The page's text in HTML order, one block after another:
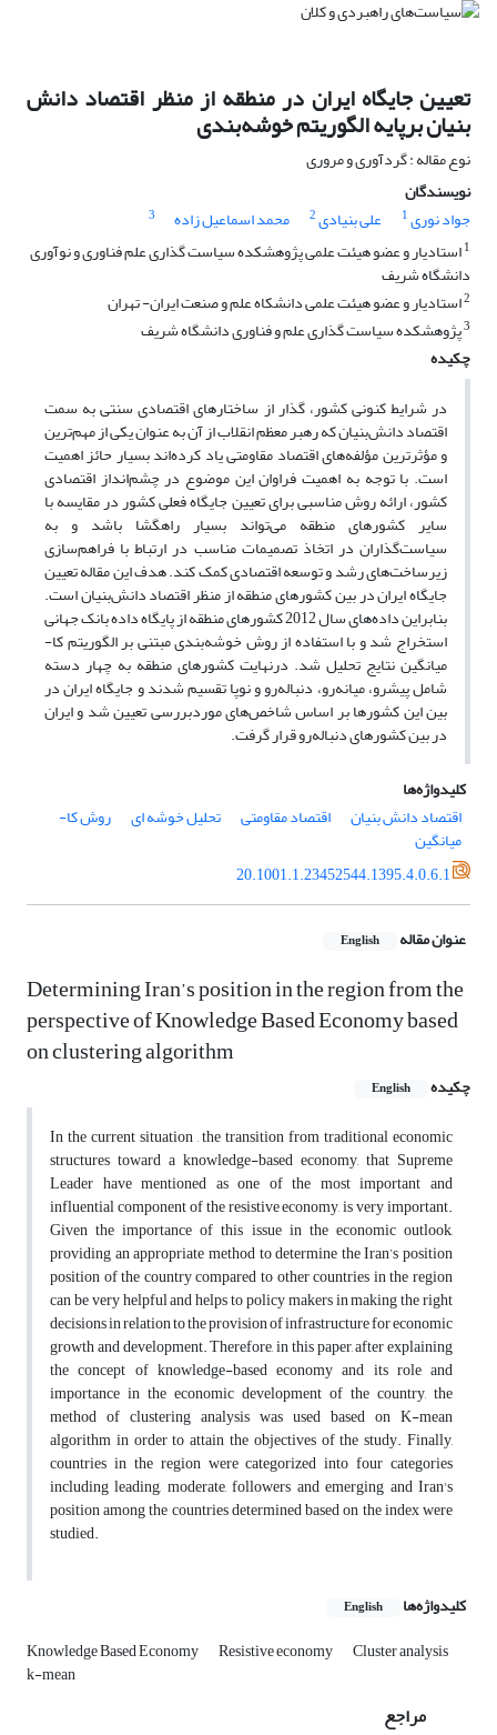
تعیین جایگاه ایران در منطقه از منظر اقتصاد دانش
بنیان برپایه الگوریتم خوشه‌بندی
نوع مقاله : گردآوری و مروری
نویسندگان
جواد نوری1 علی بنیادی2 محمد اسماعیل زاده
3
1استادیار و عضو هیئت علمی پژوهشکده سیاست گذاری علم فناوری و نوآوری
دانشگاه شریف
2استادیار و عضو هیئت علمی دانشکاه علم و صنعت ایران- تهران
3پژوهشکده سیاست گذاری علم و فناوری دانشگاه شریف
چکیده
در شرایط کنونی کشور، گذار از ساختارهای اقتصادی سنتی به سمت
اقتصاد دانش‌بنیان که رهبر معظم انقلاب از آن به ‌عنوان یکی از مهم‌ترین
و مؤثرترین مؤلفه‌های اقتصاد مقاومتی یاد کرده‌اند بسیار حائز اهمیت
است. با توجه به اهمیت فراوان این موضوع در چشم‌انداز اقتصادی
کشور، ارائه روش مناسبی برای تعیین جایگاه فعلی کشور در مقایسه با
سایر کشورهای منطقه می‌تواند بسیار راهگشا باشد و به
سیاست‌گذاران در اتخاذ تصمیمات مناسب در ارتباط با فراهم‌سازی
زیرساخت‌های رشد و توسعه اقتصادی کمک کند. هدف این مقاله تعیین
جایگاه ایران در بین کشورهای منطقه از منظر اقتصاد دانش‌بنیان است.
بنابراین داده‌های سال 2012 کشورهای منطقه از پایگاه داده بانک جهانی
استخراج شد و با استفاده از روش خوشه‌بندی مبتنی بر الگوریتم کا-
میانگین نتایج تحلیل شد. درنهایت کشورهای منطقه به چهار دسته
شامل پیشرو، میانه‌رو، دنباله‌رو و نوپا تقسیم شدند و جایگاه ایران در
بین این کشورها بر اساس شاخص‌های موردبررسی تعیین شد و ایران
در بین کشورهای دنباله‌رو قرار گرفت.
کلیدواژه‌ها
اقتصاد دانش بنیان
اقتصاد مقاومتی تحلیل خوشه ای روش کا-
میانگین
20.1001.1.23452544.1395.4.0.6.1
عنوان مقاله English
Determining Iran’s position in the region from the
perspective of Knowledge Based Economy based
on clustering algorithm
چکیده English
In the current situation , the transition from traditional economic
structures toward a knowledge-based economy, that Supreme
Leader have mentioned as one of the most important and
influential component of the resistive economy, is very important.
Given the importance of this issue in the economic outlook,
providing an appropriate method to determine the Iran’s position
position of the country compared to other countries in the region
can be very helpful and helps to policy makers in making the right
decisions in relation to the provision of infrastructure for economic
growth and development. Therefore, in this paper, after explaining
the concept of knowledge-based economy and its role and
importance in the economic development of the country, the
method of clustering analysis was used based on K-mean
algorithm in order to attain the objectives of the study. Finally,
countries in the region were categorized into four categories
including leading, moderate, followers and emerging and Iran's
position among the countries determined based on the index were
studied.
کلیدواژه‌ها English
Knowledge Based Economy Resistive economy Cluster analysis
k-mean
مراجع